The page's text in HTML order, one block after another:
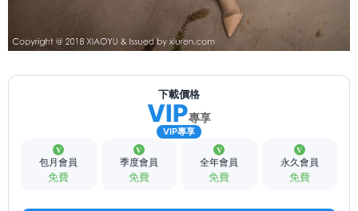
下載價格
VIP專享
VIP專享
包月會員
免費
季度會員
免費
全年會員
免費
永久會員
免費